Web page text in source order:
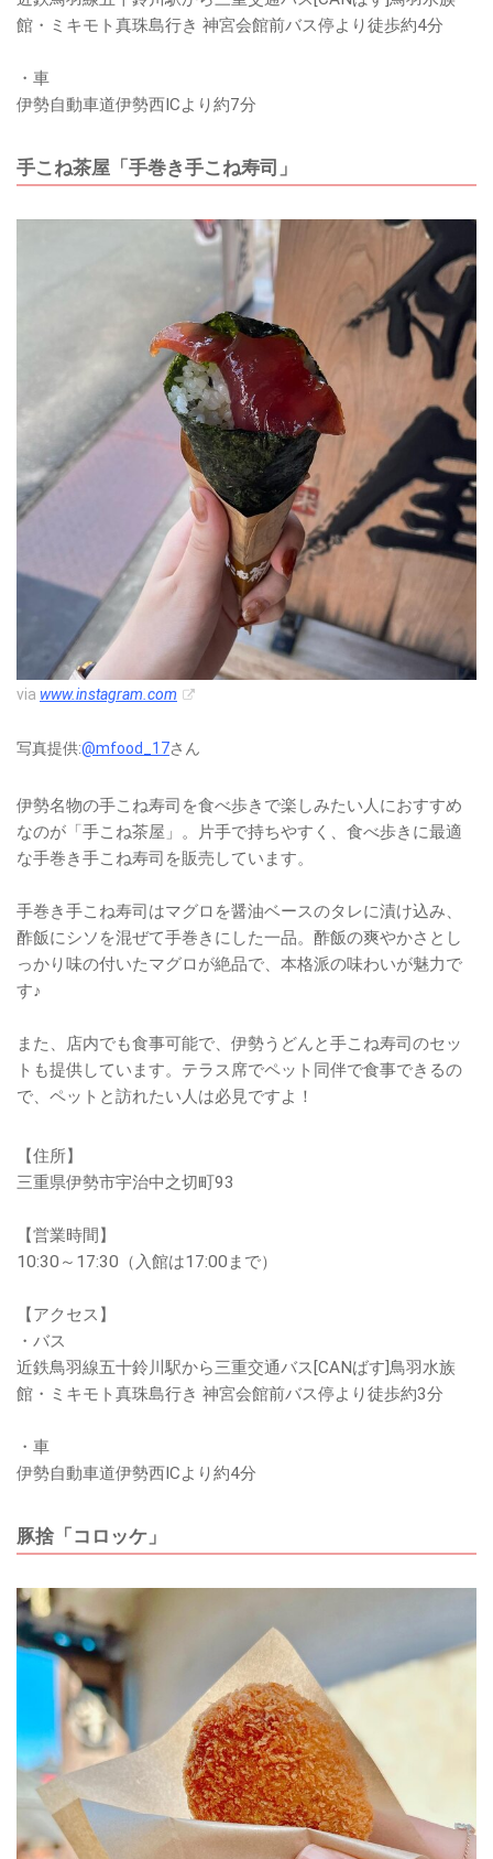
館・ミキモト真珠島行き 神宮会館前バス停より徒歩約4分
・車
伊勢自動車道伊勢西ICより約7分
手こね茶屋「手巻き手こね寿司」
via www.instagram.com
写真提供:@mfood_17さん
伊勢名物の手こね寿司を食べ歩きで楽しみたい人におすすめ
なのが「手こね茶屋」。片手で持ちやすく、食べ歩きに最適
な手巻き手こね寿司を販売しています。
手巻き手こね寿司はマグロを醤油ベースのタレに漬け込み、
酢飯にシソを混ぜて手巻きにした一品。酢飯の爽やかさとし
っかり味の付いたマグロが絶品で、本格派の味わいが魅力で
す♪
また、店内でも食事可能で、伊勢うどんと手こね寿司のセッ
トも提供しています。テラス席でペット同伴で食事できるの
で、ペットと訪れたい人は必見ですよ！
【住所】
三重県伊勢市宇治中之切町93
【営業時間】
10:30～17:30（入館は17:00まで）
【アクセス】
・バス
近鉄鳥羽線五十鈴川駅から三重交通バス[CANばす]鳥羽水族
館・ミキモト真珠島行き 神宮会館前バス停より徒歩約3分
・車
伊勢自動車道伊勢西ICより約4分
豚捨「コロッケ」